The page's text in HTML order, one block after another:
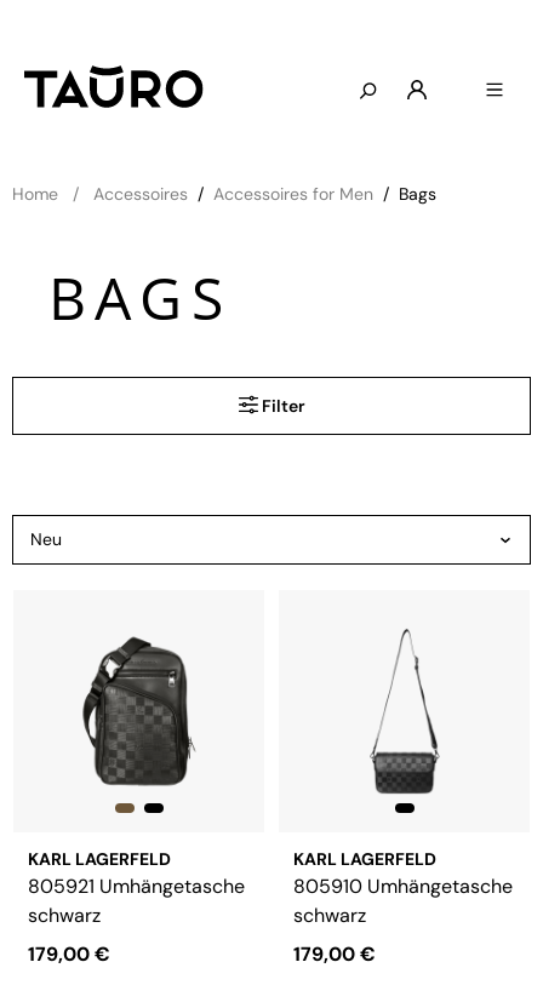
Home Accessoires / Accessoires for Men / Bags
BAGS
Filter
KARL LAGERFELD
805921 Umhängetasche
schwarz
179,00 €
KARL LAGERFELD
805910 Umhängetasche
schwarz
179,00 €